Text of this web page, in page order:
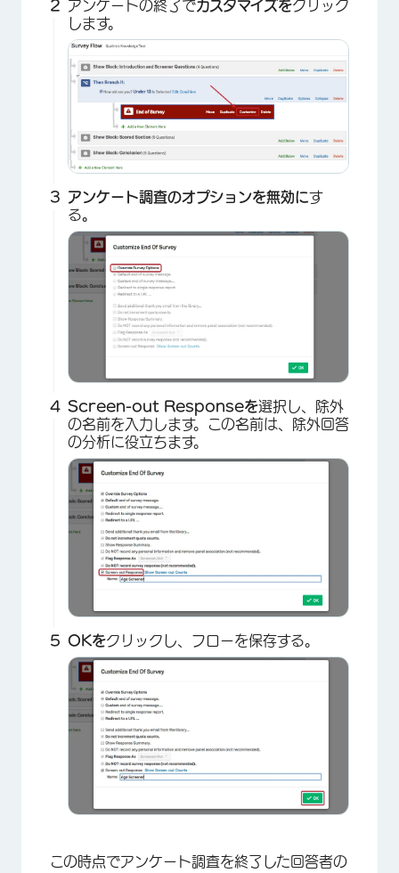
×
アンケートの終了でカスタマイズをクリック
します。
アンケート調査のオプションを無効にす
る。
Screen-out Responseを選択し、除外
の名前を入力します。この名前は、除外回答
の分析に役立ちます。
OKをクリックし、フローを保存する。
この時点でアンケート調査を終了した回答者の